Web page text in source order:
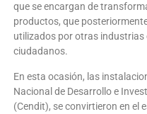
que se encargan de
productos, que
utilizados por otras industrias
ciudadanos.
En esta ocasión, las
Nacional de Desarrollo e
(Cendit), se convirtieron en el